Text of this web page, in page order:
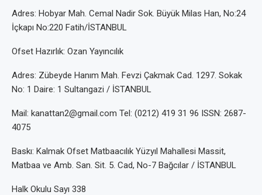
Adres: Hobyar Mah. Cemal Nadir Sok. Büyük Milas Han, No:24
İçkapı No:220 Fatih/İSTANBUL
Ofset Hazırlık: Ozan Yayıncılık
Adres: Zübeyde Hanım Mah. Fevzi Çakmak Cad. 1297. Sokak
No: 1 Daire: 1 Sultangazi / İSTANBUL
Mail: kanattan2@gmail.com Tel: (0212) 419 31 96 ISSN: 2687-
4075
Baskı: Kalmak Ofset Matbaacılık Yüzyıl Mahallesi Massit,
Matbaa ve Amb. San. Sit. 5. Cad, No-7 Bağcılar / İSTANBUL
Halk Okulu Sayı 338